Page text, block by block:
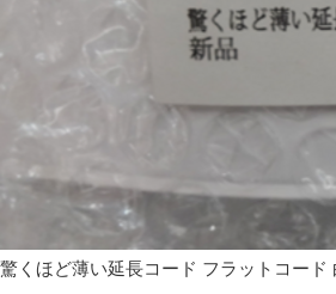
驚くほど薄い延長コード フラットコー